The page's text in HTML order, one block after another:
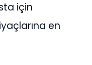
için
en